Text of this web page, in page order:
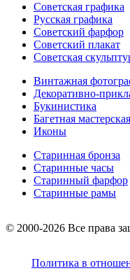
Советская графика
Русская графика
Советский фарфор
Советский плакат
Советская
Винтажная
Декоративно-
Букинистика
Багетная мастерская
Иконы
Старинная бронза
Старинные часы
Старинный фарфор
Старинные рамы
© 2000-2026 Все права
Политика в